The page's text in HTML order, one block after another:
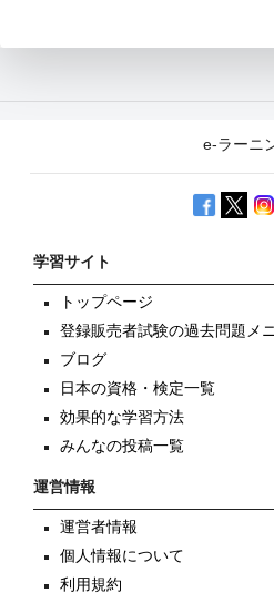
e-ラーニ
学習サイト
トップページ
登録販売者試験の過去問題メ
ブログ
日本の資格・検定一覧
効果的な学習方法
みんなの投稿一覧
運営情報
運営者情報
個人情報について
利用規約